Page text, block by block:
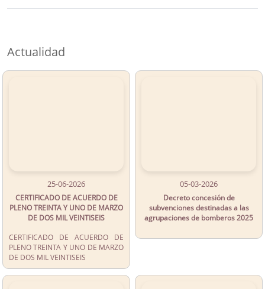
Actualidad
25-06-2026
CERTIFICADO DE ACUERDO DE
PLENO TREINTA Y UNO DE MARZO
DE DOS MIL VEINTISEIS
CERTIFICADO DE ACUERDO DE
PLENO TREINTA Y UNO DE MARZO
DE DOS MIL VEINTISEIS
05-03-2026
Decreto concesión de
subvenciones destinadas a las
agrupaciones de bomberos 2025